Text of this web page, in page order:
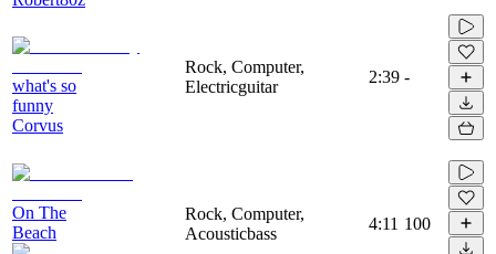
what's so
funny
Corvus
Rock, Computer,
Electricguitar
2:39 -
On The
Beach
Rock, Computer,
Acousticbass
4:11 100